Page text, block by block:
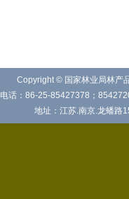
Copyright © 国家林业局林产
电话：86-25-85427378；
地址：江苏.南京.龙蟠路